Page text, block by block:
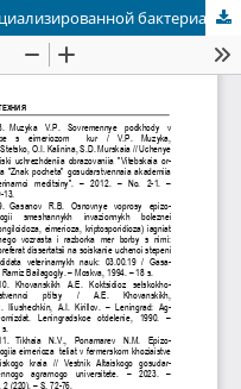
Эффективность применения специализированной бактериальной закваски при приготовлении сенажа